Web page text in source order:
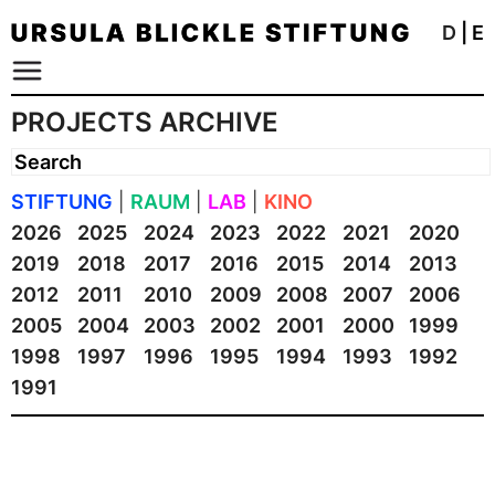
D E
PROJECTS ARCHIVE
STIFTUNG RAUM LAB
KINO
2026
2025 2024 2023 2022 2021
2020
2019
2018 2017 2016 2015 2014
2013
2012
2011 2010 2009 2008 2007
2006
2005
2004 2003 2002 2001 2000
1999
1998
1997 1996 1995 1994 1993
1992
1991